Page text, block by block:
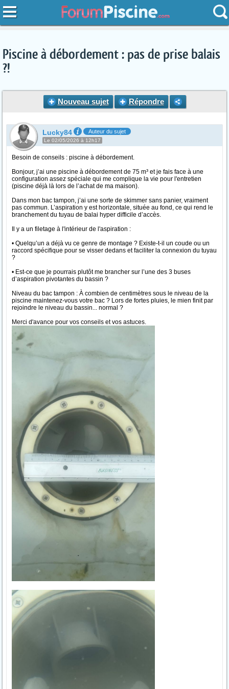
Piscine à débordement : pas de prise balais
?!
Nouveau sujet Répondre
Lucky84 Auteur du sujet
Le 02/05/2026 à 12h17
Besoin de conseils : piscine à débordement.
Bonjour, j’ai une piscine à débordement de 75 m³ et je fais face à une
configuration assez spéciale qui me complique la vie pour l'entretien
(piscine déjà là lors de l’achat de ma maison).
Dans mon bac tampon, j’ai une sorte de skimmer sans panier, vraiment
pas commun. L’aspiration y est horizontale, située au fond, ce qui rend le
branchement du tuyau de balai hyper difficile d’accès.
Il y a un filetage à l'intérieur de l'aspiration :
• Quelqu’un a déjà vu ce genre de montage ? Existe-t-il un coude ou un
raccord spécifique pour se visser dedans et faciliter la connexion du tuyau
?
• Est-ce que je pourrais plutôt me brancher sur l’une des 3 buses
d’aspiration pivotantes du bassin ?
Niveau du bac tampon : À combien de centimètres sous le niveau de la
piscine maintenez-vous votre bac ? Lors de fortes pluies, le mien finit par
rejoindre le niveau du bassin... normal ?
Merci d'avance pour vos conseils et vos astuces.